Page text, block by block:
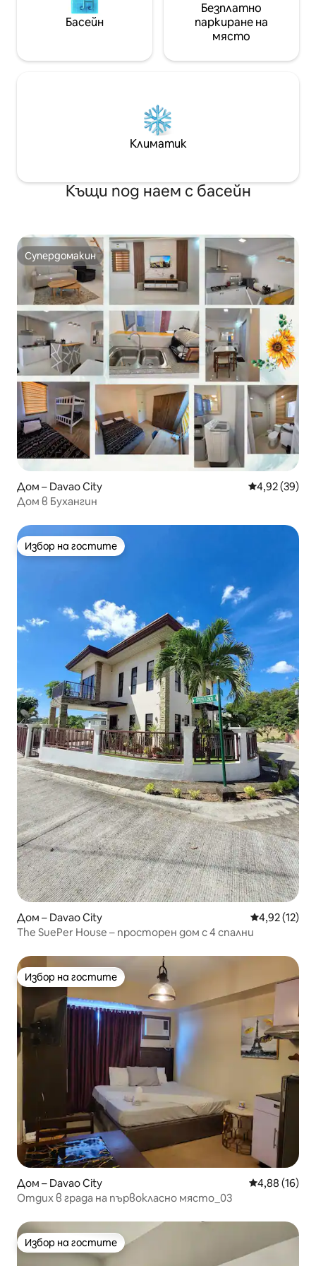
Басейн
Безплатно
паркиране на
място
Климатик
Къщи под наем с басейн
Супердомакин
Супердомакин
Дом – Davao City Средна
4,92 (39)
Дом в Бухангин
Избор на гостите
Избор на гостите
Дом – Davao City Средна
4,92 (12)
The SuePer House – просторен дом с 4 спални
Избор на гостите
Избор на гостите
Дом – Davao City Средна
4,88 (16)
Отдих в града на първокласно място_03
Избор на гостите
Избор на гостите